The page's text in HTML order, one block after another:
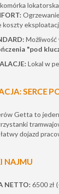
komórka
koszty
"pod
Lokal w
SERCE
Getta to
dojazd
NAJMU
NETTO: 6500 zł